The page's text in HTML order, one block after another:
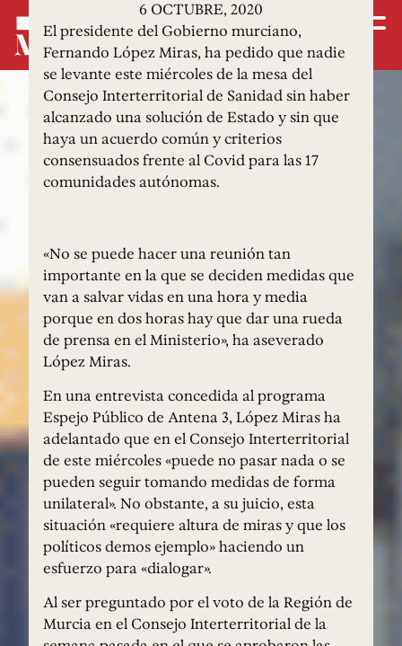
6 OCTUBRE, 2020
El presidente del Gobierno murciano,
Fernando López Miras, ha pedido que nadie
se levante este miércoles de la mesa del
Consejo Interterritorial de Sanidad sin haber
alcanzado una solución de Estado y sin que
haya un acuerdo común y criterios
consensuados frente al Covid para las 17
comunidades autónomas.
«No se puede hacer una reunión tan
importante en la que se deciden medidas que
van a salvar vidas en una hora y media
porque en dos horas hay que dar una rueda
de prensa en el Ministerio», ha aseverado
López Miras.
En una entrevista concedida al programa
Espejo Público de Antena 3, López Miras ha
adelantado que en el Consejo Interterritorial
de este miércoles «puede no pasar nada o se
pueden seguir tomando medidas de forma
unilateral». No obstante, a su juicio, esta
situación «requiere altura de miras y que los
políticos demos ejemplo» haciendo un
esfuerzo para «dialogar».
Al ser preguntado por el voto de la Región de
Murcia en el Consejo Interterritorial de la